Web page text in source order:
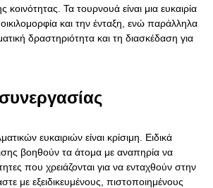
κοινότητας. Τα τουρνουά είναι μια ευκαιρία
και την ένταξη, ενώ παράλληλα
δραστηριότητα και τη διασκέδαση για
ευκαιριών είναι κρίσιμη. Ειδικά
βοηθούν τα άτομα με αναπηρία να
που χρειάζονται για να ενταχθούν στην
με εξειδικευμένους, πιστοποιημένους